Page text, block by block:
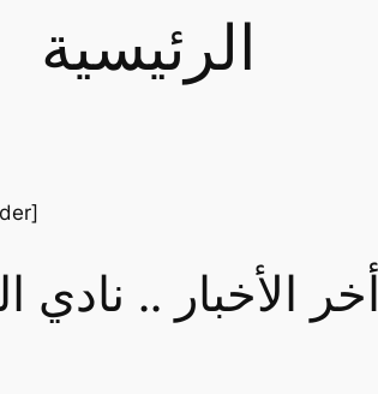
الرئيسية
أخر الأخبار ..